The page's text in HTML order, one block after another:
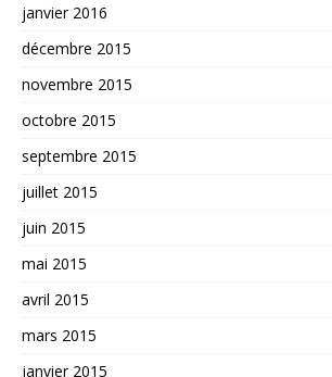
janvier 2016
décembre 2015
novembre 2015
octobre 2015
septembre 2015
juillet 2015
juin 2015
mai 2015
avril 2015
mars 2015
janvier 2015